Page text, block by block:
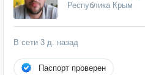
Республика Крым
В сети 3 д. назад
Паспорт проверен